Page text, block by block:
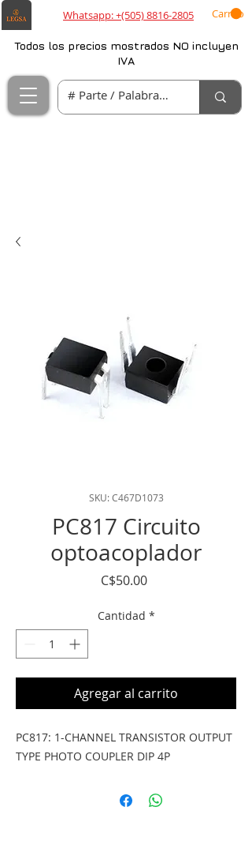
Whatsapp: +(505) 8816-2805 Carrito
Todos los precios mostrados NO incluyen
IVA
SKU: C467D1073
PC817 Circuito
optoacoplador
C$50.00Precio
Cantidad *
Agregar al carrito
PC817: 1-CHANNEL TRANSISTOR OUTPUT
TYPE PHOTO COUPLER DIP 4P